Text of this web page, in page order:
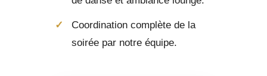
Coordination complète de la
soirée par notre équipe.